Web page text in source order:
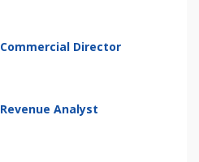
Commercial Director
Revenue Analyst